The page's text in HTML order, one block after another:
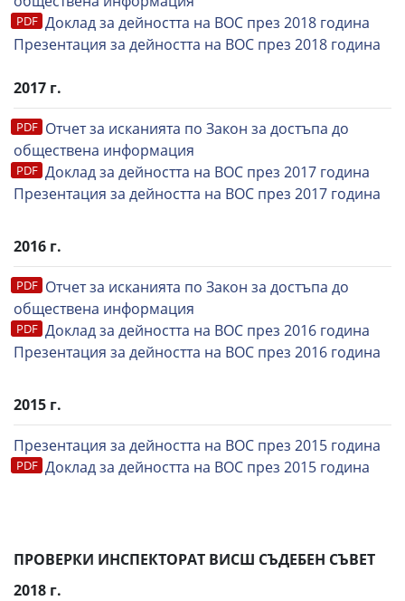
Доклад за дейността на ВОС през 2018 година
Презентация за дейността на ВОС през 2018 година
2017 г.
Отчет за исканията по Закон за достъпа до
обществена информация
Доклад за дейността на ВОС през 2017 година
Презентация за дейността на ВОС през 2017 година
2016 г.
Отчет за исканията по Закон за достъпа до
обществена информация
Доклад за дейността на ВОС през 2016 година
Презентация за дейността на ВОС през 2016 година
2015 г.
Презентация за дейността на ВОС през 2015 година
Доклад за дейността на ВОС през 2015 година
ПРОВЕРКИ ИНСПЕКТОРАТ ВИСШ СЪДЕБЕН СЪВЕТ
2018 г.